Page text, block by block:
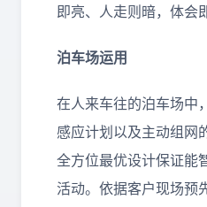
即亮、人走则暗，体会
泊车场运用
在人来车往的泊车场中
感应计划以及主动组网
全方位最优设计保证能
活动。依据客户现场预